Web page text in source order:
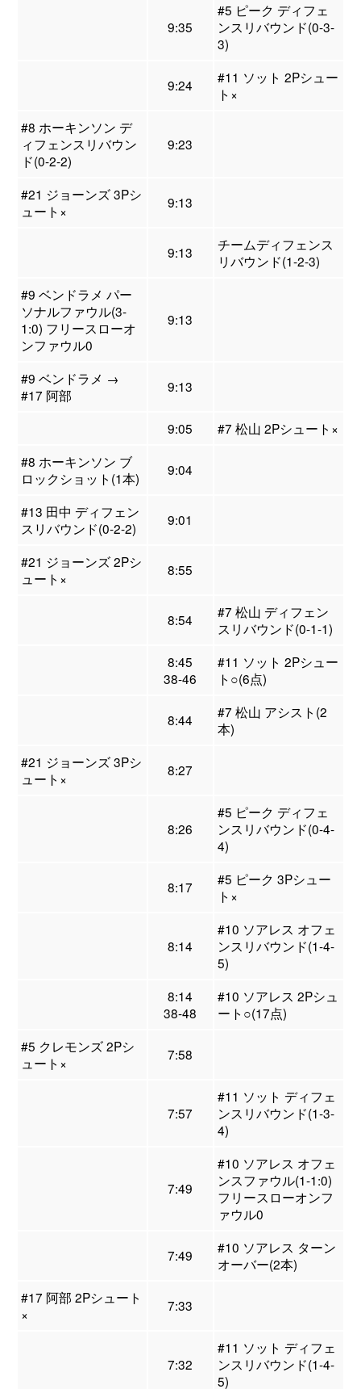
9:35
#5 ピーク ディフェ
ンスリバウンド(0-3-
3)
9:24
#11 ソット 2Pシュー
ト×
#8 ホーキンソン デ
ィフェンスリバウン
ド(0-2-2)
9:23
#21 ジョーンズ 3Pシ
ュート×
9:13
9:13
チームディフェンス
リバウンド(1-2-3)
#9 ベンドラメ パー
ソナルファウル(3-
1:0) フリースローオ
ンファウル0
9:13
#9 ベンドラメ →
#17 阿部
9:13
9:05
#7 松山 2Pシュート×
#8 ホーキンソン ブ
ロックショット(1本)
9:04
#13 田中 ディフェン
スリバウンド(0-2-2)
9:01
#21 ジョーンズ 2Pシ
ュート×
8:55
8:54
#7 松山 ディフェン
スリバウンド(0-1-1)
8:45
38-46
#11 ソット 2Pシュー
ト○(6点)
8:44
#7 松山 アシスト(2
本)
#21 ジョーンズ 3Pシ
ュート×
8:27
8:26
#5 ピーク ディフェ
ンスリバウンド(0-4-
4)
8:17
#5 ピーク 3Pシュー
ト×
8:14
#10 ソアレス オフェ
ンスリバウンド(1-4-
5)
8:14
38-48
#10 ソアレス 2Pシュ
ート○(17点)
#5 クレモンズ 2Pシ
ュート×
7:58
7:57
#11 ソット ディフェ
ンスリバウンド(1-3-
4)
7:49
#10 ソアレス オフェ
ンスファウル(1-1:0)
フリースローオンフ
ァウル0
7:49
#10 ソアレス ターン
オーバー(2本)
#17 阿部 2Pシュート
×
7:33
7:32
#11 ソット ディフェ
ンスリバウンド(1-4-
5)